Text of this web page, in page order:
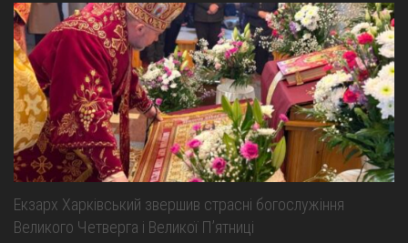
Екзарх Харківський звершив страсні богослужіння
Великого Четверга і Великої Пʼятниці